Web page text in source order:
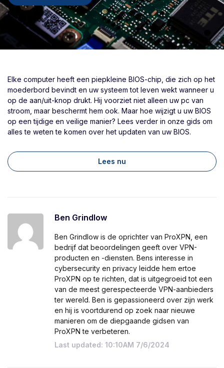
Elke computer heeft een piepkleine BIOS-chip, die zich op het
moederbord bevindt en uw systeem tot leven wekt wanneer u
op de aan/uit-knop drukt. Hij voorziet niet alleen uw pc van
stroom, maar beschermt hem ook. Maar hoe wijzigt u uw BIOS
op een tijdige en veilige manier? Lees verder in onze gids om
alles te weten te komen over het updaten van uw BIOS.
Lees nu
Ben Grindlow
Ben Grindlow is de oprichter van ProXPN, een
bedrijf dat beoordelingen geeft over VPN-
producten en -diensten. Bens interesse in
cybersecurity en privacy leidde hem ertoe
ProXPN op te richten, dat is uitgegroeid tot een
van de meest gerespecteerde VPN-aanbieders
ter wereld. Ben is gepassioneerd over zijn werk
en hij is voortdurend op zoek naar nieuwe
manieren om de diepgaande gidsen van
ProXPN te verbeteren.
Last updated: 10:10AM 7/6/2024